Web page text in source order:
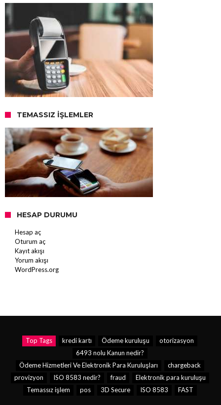
TEMASSIZ İŞLEMLER
HESAP DURUMU
Hesap aç
Oturum aç
Kayıt akışı
Yorum akışı
WordPress.org
Top Tags kredi kartı Ödeme kuruluşu
otorizasyon
6493 nolu Kanun nedir?
Ödeme Hizmetleri Ve Elektronik Para Kuruluşları
chargeback
provizyon
ISO 8583 nedir? fraud
Elektronik para kuruluşu
Temassız işlem
pos 3D Secure ISO 8583 FAST